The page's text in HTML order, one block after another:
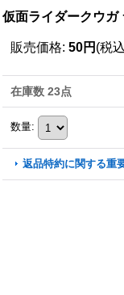
仮面ライダークウガ
販売価格: 50円 (税
在庫数 23点
数量:
返品特約に関する重